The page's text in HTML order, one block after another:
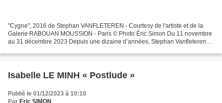
"Cygne", 2016 de Stephan VANFLETEREN - Courtesy de l'artiste et de la
Galerie RABOUAN MOUSSION - Paris © Photo Éric Simon Du 11 novembre
au 31 décembre 2023 Depuis une dizaine d’années, Stephan Vanfleteren
Isabelle LE MINH « Postlude »
Publié le 01/12/2023 à 10:10
Par Eric SIMON